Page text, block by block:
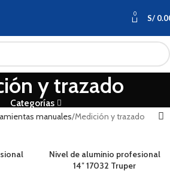
0 S/
y trazado
Categorías
manuales Medición y trazado
Nivel de aluminio profesional
14″ 17032 Truper